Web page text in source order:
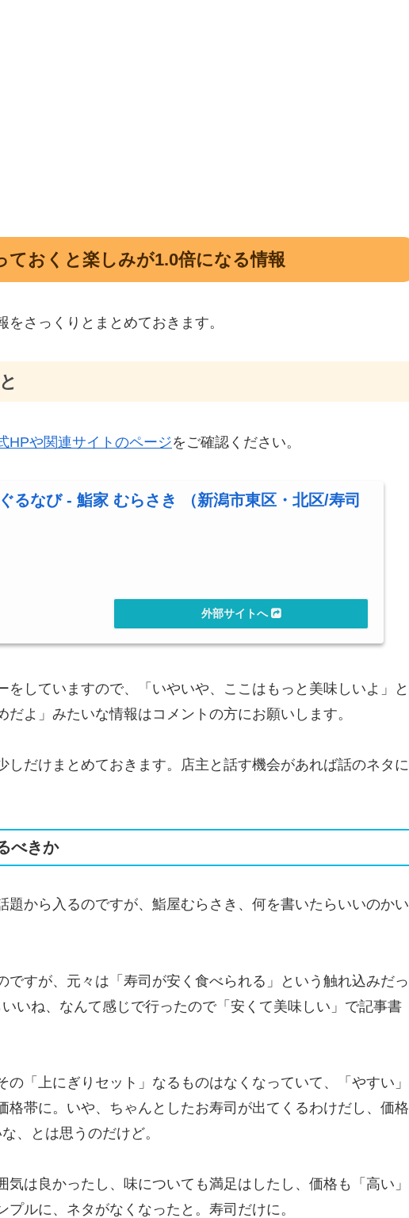
おくと楽しみが1.0倍になる情報
さっくりとまとめておきます。
HPや関連サイトのページをご確認ください。
るなび - 鮨家 むらさき （新潟市東区・北区/寿司
をしていますので、「いやいや、ここはもっと美味しいよ」と
よ」みたいな情報はコメントの方にお願いします。
しだけまとめておきます。店主と話す機会があれば話のネタに
べきか
題から入るのですが、鮨屋むらさき、何を書いたらいいのかい
ですが、元々は「寿司が安く食べられる」という触れ込みだっ
いね、なんて感じで行ったので「安くて美味しい」で記事書
「上にぎりセット」なるものはなくなっていて、「やすい」
格帯に。いや、ちゃんとしたお寿司が出てくるわけだし、価格
、とは思うのだけど。
は良かったし、味についても満足はしたし、価格も「高い」
ルに、ネタがなくなったと。寿司だけに。